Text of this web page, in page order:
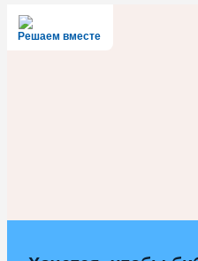
Решаем вместе